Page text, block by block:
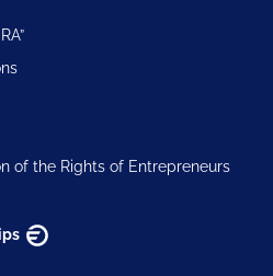
of the Rights of Entrepreneurs